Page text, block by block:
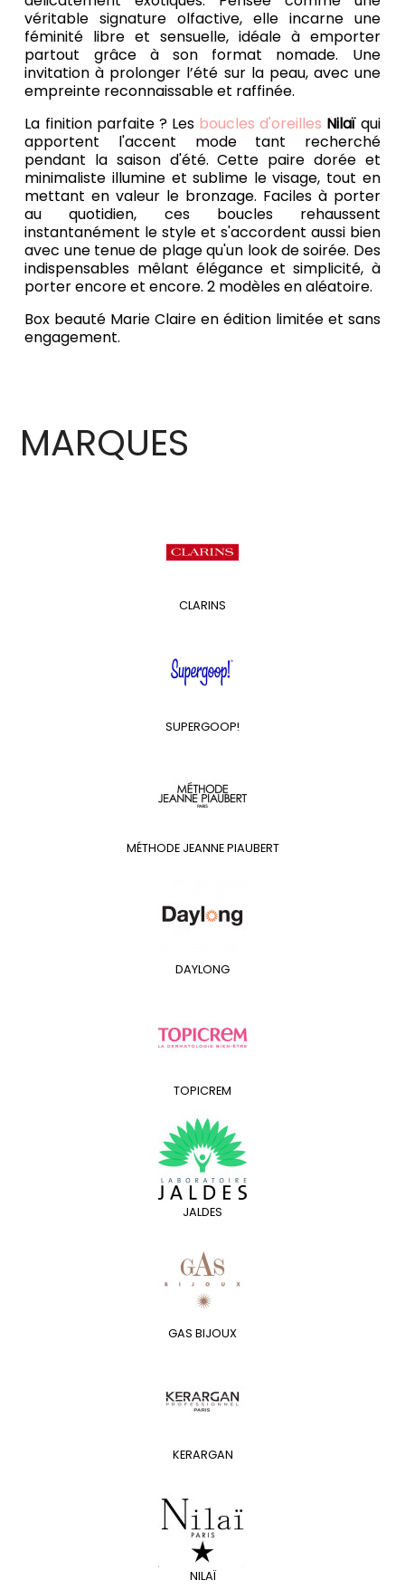
véritable signature olfactive, elle incarne une
féminité libre et sensuelle, idéale à emporter
partout grâce à son format nomade. Une
invitation à prolonger l’été sur la peau, avec une
empreinte reconnaissable et raffinée.
La finition parfaite ? Les boucles d'oreilles Nilaïqui
apportent l'accent mode tant recherché
pendant la saison d'été. Cette paire dorée et
minimaliste illumine et sublime le visage, tout en
mettant en valeur le bronzage. Faciles à porter
au quotidien, ces boucles rehaussent
instantanément le style et s'accordent aussi bien
avec une tenue de plage qu'un look de soirée. Des
indispensables mêlant élégance et simplicité, à
porter encore et encore. 2 modèles en aléatoire.
Box beauté Marie Claire en édition limitée et sans
engagement.
MARQUES
CLARINS
SUPERGOOP!
MÉTHODE JEANNE PIAUBERT
DAYLONG
TOPICREM
JALDES
GAS BIJOUX
KERARGAN
NILAÏ